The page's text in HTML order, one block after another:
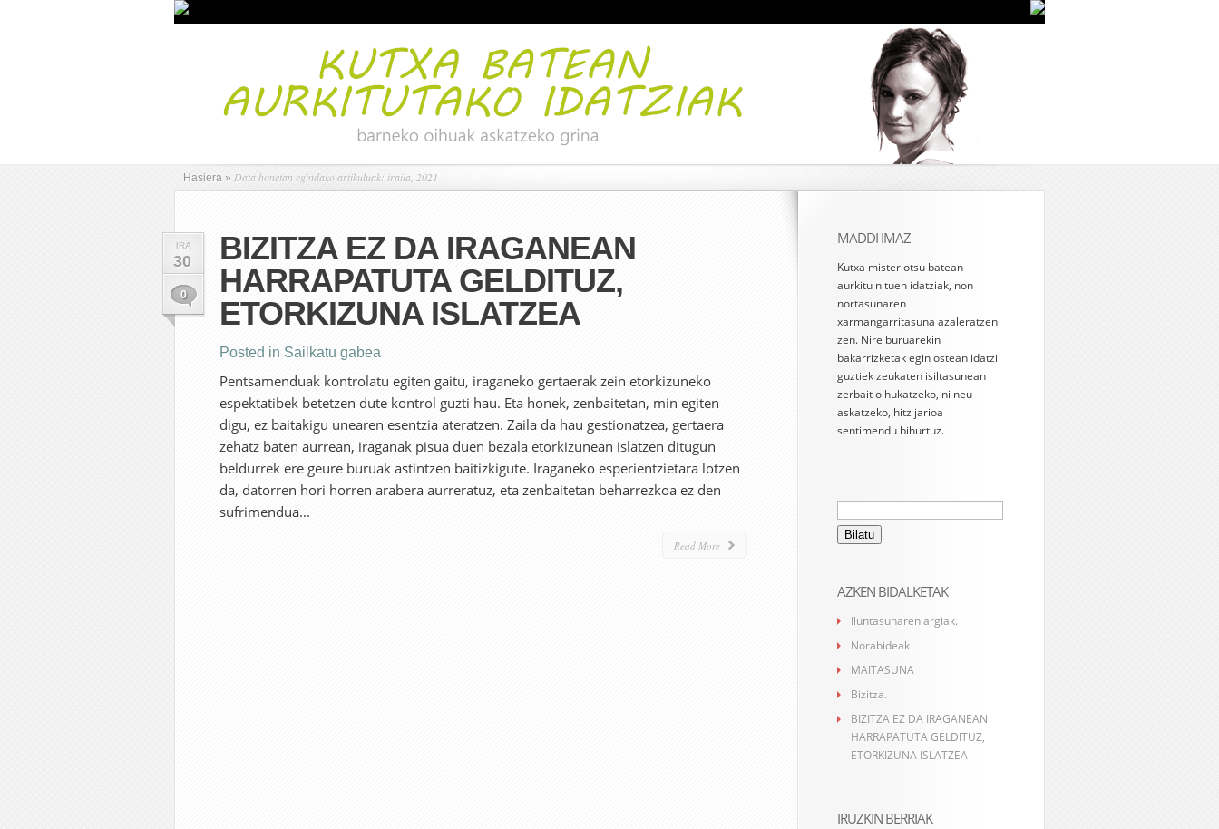
Hasiera » Data honetan egindako artikuluak: iraila, 2021
IRA
30
0
BIZITZA EZ DA IRAGANEAN
HARRAPATUTA GELDITUZ,
ETORKIZUNA ISLATZEA
Posted in Sailkatu gabea
Pentsamenduak kontrolatu egiten gaitu, iraganeko gertaerak zein etorkizuneko
espektatibek betetzen dute kontrol guzti hau. Eta honek, zenbaitetan, min egiten
digu, ez baitakigu unearen esentzia ateratzen. Zaila da hau gestionatzea, gertaera
zehatz baten aurrean, iraganak pisua duen bezala etorkizunean islatzen ditugun
beldurrek ere geure buruak astintzen baitizkigute. Iraganeko esperientzietara lotzen
da, datorren hori horren arabera aurreratuz, eta zenbaitetan beharrezkoa ez den
sufrimendua...
Read More
MADDI IMAZ
Kutxa misteriotsu batean
aurkitu nituen idatziak, non
nortasunaren
xarmangarritasuna azaleratzen
zen. Nire buruarekin
bakarrizketak egin ostean idatzi
guztiek zeukaten isiltasunean
zerbait oihukatzeko, ni neu
askatzeko, hitz jarioa
sentimendu bihurtuz.
Bilatu:
AZKEN BIDALKETAK
Iluntasunaren argiak.
Norabideak
MAITASUNA
Bizitza.
BIZITZA EZ DA IRAGANEAN
HARRAPATUTA GELDITUZ,
ETORKIZUNA ISLATZEA
IRUZKIN BERRIAK